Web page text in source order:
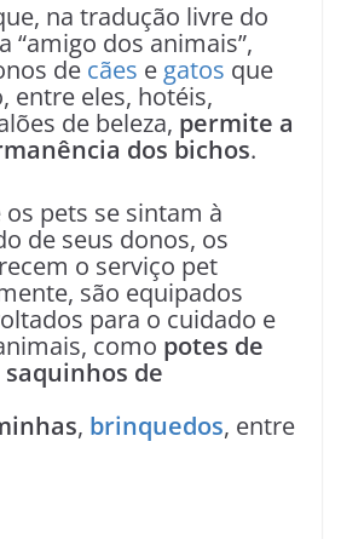
na tradução livre do
“amigo dos animais”,
de cães e gatos que
entre eles, hotéis,
de beleza, permite a
dos bichos.
pets se sintam à
de seus donos, os
o serviço pet
são equipados
para o cuidado e
como potes de
saquinhos de
, brinquedos, entre